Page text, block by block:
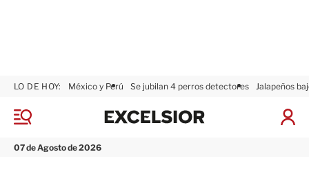
M
n
07 de Agosto de 2026
LO DE HOY: México y Perú Se jubilan 4 perros detectores Jalapeños
I
x